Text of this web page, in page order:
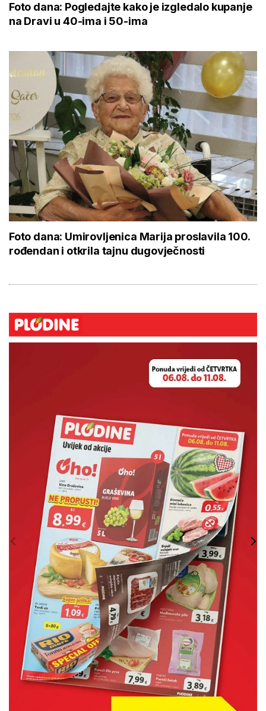
Foto dana: Pogledajte kako je izgledalo kupanje
na Dravi u 40-ima i 50-ima
Foto dana: Umirovljenica Marija proslavila 100.
rođendan i otkrila tajnu dugovječnosti